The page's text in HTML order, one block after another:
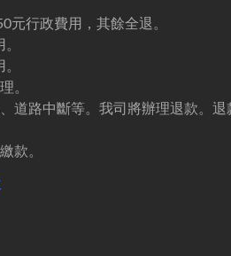
元行政費用，其餘全退。
。
道路中斷等。我司將辦理退款。
款。